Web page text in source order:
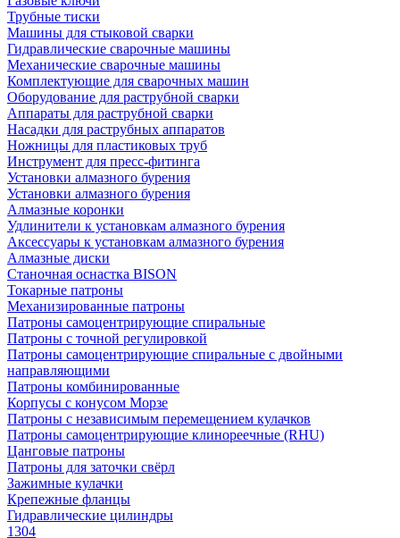
Трубные тиски
Машины для стыковой сварки
Гидравлические сварочные машины
Механические сварочные машины
Комплектующие для сварочных машин
Оборудование для раструбной сварки
Аппараты для раструбной сварки
Насадки для раструбных аппаратов
Ножницы для пластиковых труб
Инструмент для пресс-фитинга
Установки алмазного бурения
Установки алмазного бурения
Алмазные коронки
Удлинители к установкам алмазного бурения
Аксессуары к установкам алмазного бурения
Алмазные диски
Станочная оснастка BISON
Токарные патроны
Механизированные патроны
Патроны самоцентрирующие спиральные
Патроны с точной регулировкой
Патроны самоцентрирующие спиральные с двойными
направляющими
Патроны комбинированные
Корпусы с конусом Морзе
Патроны с независимым перемещением кулачков
Патроны самоцентрирующие клинореечные (RHU)
Цанговые патроны
Патроны для заточки свёрл
Зажимные кулачки
Крепежные фланцы
Гидравлические цилиндры
1304